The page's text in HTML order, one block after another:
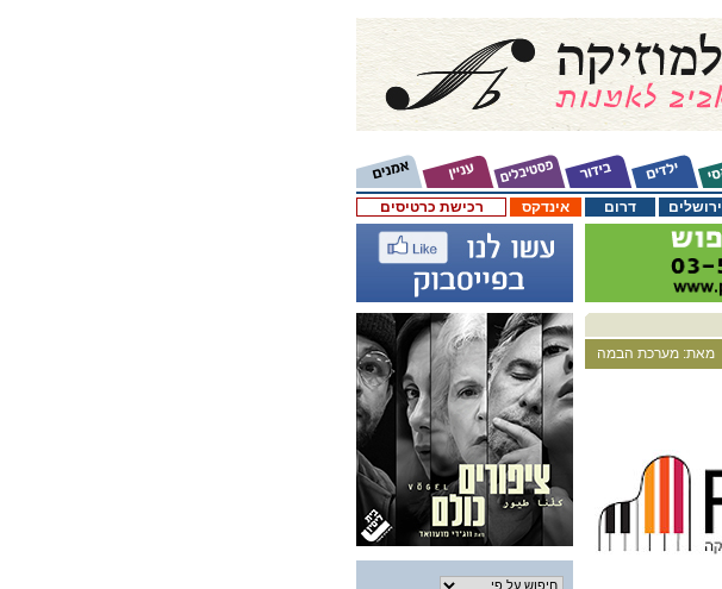
רכישת כרטיסים אינדקס דרום ירושלים
מאת: מערכת הבמה